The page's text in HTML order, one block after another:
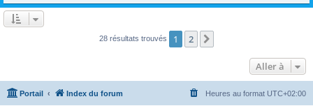
28 résultats trouvés 1 2
Aller à
Portail Index du forum Heures au format UTC+02:00